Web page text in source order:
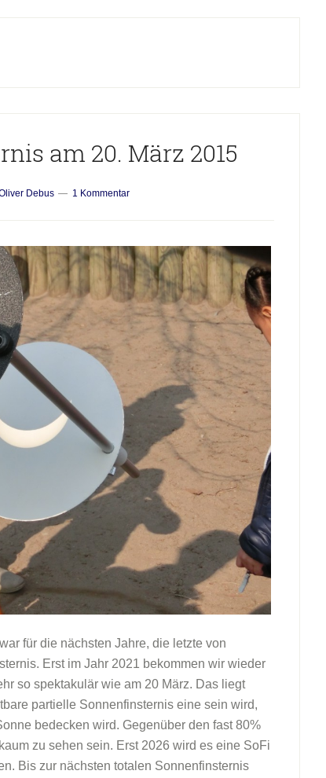
am 20. März 2015
Debus 1 Kommentar
für die nächsten Jahre, die letzte von
Erst im Jahr 2021 bekommen wir wieder
so spektakulär wie am 20 März. Das liegt
partielle Sonnenfinsternis eine sein wird,
bedecken wird. Gegenüber den fast 80%
zu sehen sein. Erst 2026 wird es eine SoFi
Bis zur nächsten totalen Sonnenfinsternis